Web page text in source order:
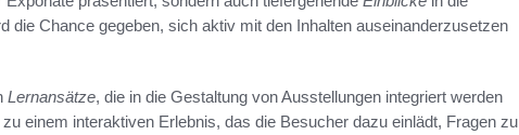
die Chance gegeben, sich aktiv mit den Inhalten auseinanderzusetzen
Lernansätze, die in die Gestaltung von Ausstellungen integriert werden
einem interaktiven Erlebnis, das die Besucher dazu einlädt, Fragen zu